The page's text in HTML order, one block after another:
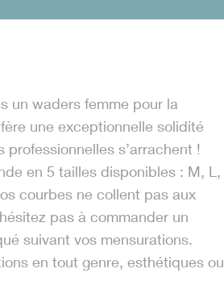
un waders femme pour la
une exceptionnelle solidité
professionnelles s’arrachent !
en 5 tailles disponibles : M, L,
courbes ne collent pas aux
pas à commander un
suivant vos mensurations.
en tout genre, esthétiques ou